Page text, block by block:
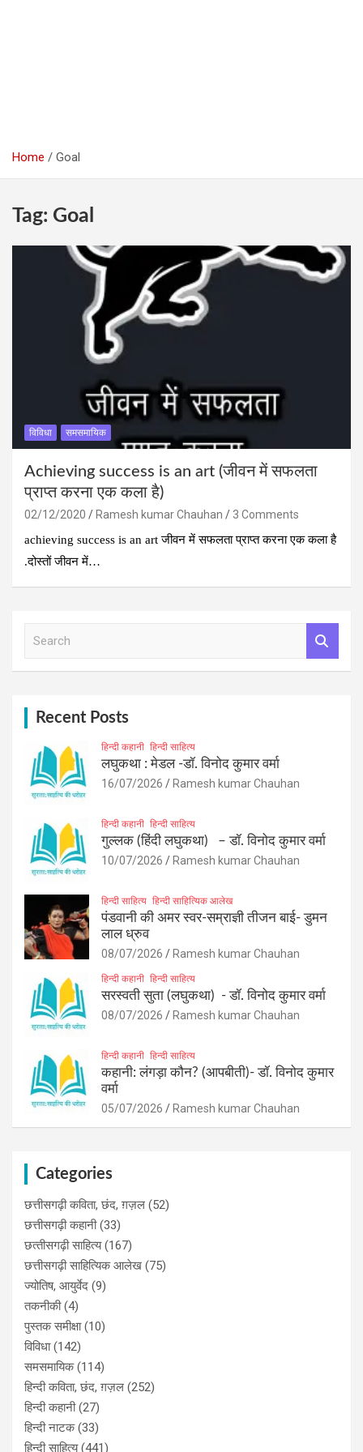
Home Goal
Tag: Goal
विविधा समसमायिक
Achieving success is an art (जीवन में सफलता
प्राप्‍त करना एक कला है)
02/12/2020 Ramesh kumar Chauhan
3 Comments
achieving success is an art जीवन में सफलता प्राप्‍त करना एक कला है
.दोस्‍तों जीवन में…
Recent Posts
हिन्दी कहानी हिन्दी साहित्य
लघुकथा : मेडल -डॉ. विनोद कुमार वर्मा
16/07/2026 Ramesh kumar Chauhan
हिन्दी कहानी हिन्दी साहित्य
गुल्लक (हिंदी लघुकथा) – डॉ. विनोद कुमार वर्मा
10/07/2026 Ramesh kumar Chauhan
हिन्दी साहित्य हिन्दी साहित्यिक आलेख
पंडवानी की अमर स्वर-सम्राज्ञी तीजन बाई- डुमन
लाल ध्रुव
08/07/2026 Ramesh kumar Chauhan
हिन्दी कहानी हिन्दी साहित्य
सरस्वती सुता (लघुकथा) ​- डॉ. विनोद कुमार वर्मा
08/07/2026 Ramesh kumar Chauhan
हिन्दी कहानी हिन्दी साहित्य
कहानी: लंगड़ा कौन? (आपबीती)​- डॉ. विनोद कुमार
वर्मा
05/07/2026 Ramesh kumar Chauhan
Categories
छत्तीसगढ़ी कविता, छंद, ग़ज़ल (52)
छत्तीसगढ़ी कहानी(33)
छत्‍तीसगढ़ी साहित्‍य(167)
छत्तीसगढ़ी साहित्यिक आलेख (75)
ज्योतिष, आयुर्वेद (9)
तकनीकी(4)
पुस्‍तक समीक्षा(10)
विविधा(142)
समसमायिक(114)
हिन्दी कविता, छंद, ग़ज़ल (252)
हिन्दी कहानी(27)
हिन्‍दी नाटक(33)
हिन्दी साहित्य(441)